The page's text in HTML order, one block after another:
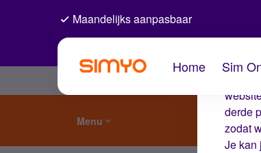
Wij
derde
zodat
Je kan
Maandelijks aanpasbaar
Home Sim
Menu